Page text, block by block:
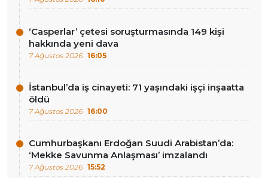
‘Casperlar’ çetesi soruşturmasında 149 kişi
hakkında yeni dava
7 Ağustos 2026 16:05
İstanbul’da iş cinayeti: 71 yaşındaki işçi inşaatta
öldü
7 Ağustos 2026 16:00
Cumhurbaşkanı Erdoğan Suudi Arabistan’da:
‘Mekke Savunma Anlaşması’ imzalandı
7 Ağustos 2026 15:52